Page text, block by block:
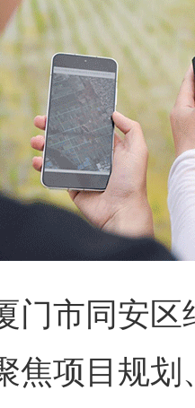
市同安区
焦项目规